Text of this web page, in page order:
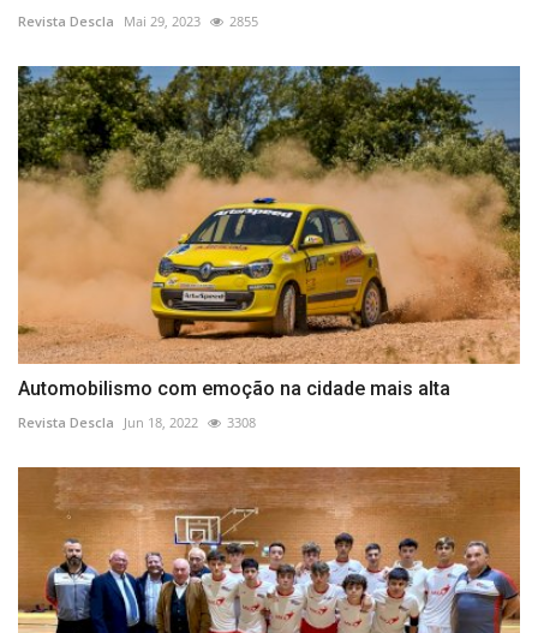
Revista Descla Mai 29, 2023 2855
Automobilismo com emoção na cidade mais alta
Revista Descla Jun 18, 2022 3308